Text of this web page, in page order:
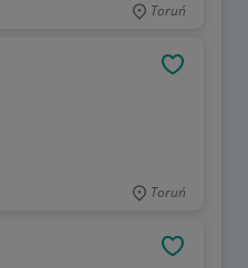
Toruń
Toruń